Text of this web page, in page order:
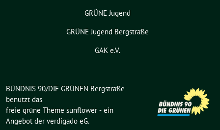
GRÜNE Jugend
GRÜNE Jugend Bergstraße
GAK e.V.
BÜNDNIS 90/DIE GRÜNEN Bergstraße
benutzt das
freie grüne Theme sunflower ‐ ein
Angebot der verdigado eG.